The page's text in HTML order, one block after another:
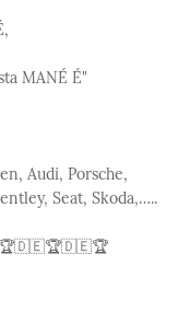
MANÉ É"
Audi, Porsche,
Seat, Skoda,…..